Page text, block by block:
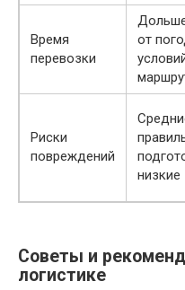
Время
перевозки
от
Риски
повреждений
низкие
Советы и
логистике